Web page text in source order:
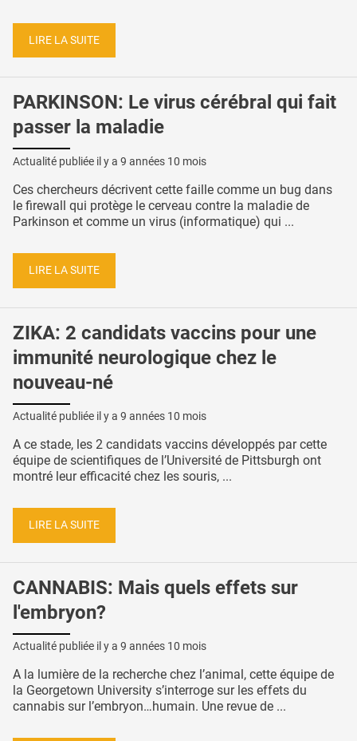
LIRE LA SUITE
PARKINSON: Le virus cérébral qui fait
passer la maladie
Actualité publiée il y a 9 années 10 mois
Ces chercheurs décrivent cette faille comme un bug dans
le firewall qui protège le cerveau contre la maladie de
Parkinson et comme un virus (informatique) qui ...
LIRE LA SUITE
ZIKA: 2 candidats vaccins pour une
immunité neurologique chez le
nouveau-né
Actualité publiée il y a 9 années 10 mois
A ce stade, les 2 candidats vaccins développés par cette
équipe de scientifiques de l’Université de Pittsburgh ont
montré leur efficacité chez les souris, ...
LIRE LA SUITE
CANNABIS: Mais quels effets sur
l'embryon?
Actualité publiée il y a 9 années 10 mois
A la lumière de la recherche chez l’animal, cette équipe de
la Georgetown University s’interroge sur les effets du
cannabis sur l’embryon…humain. Une revue de ...